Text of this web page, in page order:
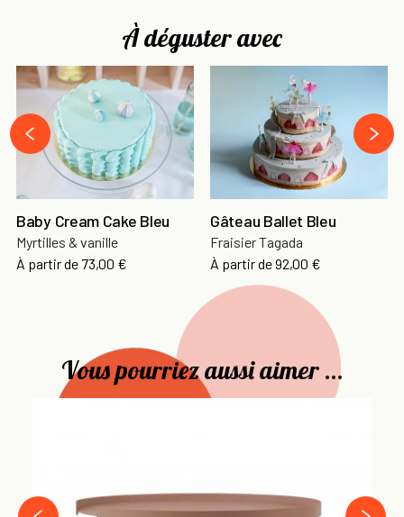
À déguster avec
Baby Cream Cake Bleu
Myrtilles & vanille
À partir de 73,00 €
Gâteau Ballet Bleu
Fraisier Tagada
À partir de92,00 €
‹
›
Vous pourriez aussi aimer ...
›